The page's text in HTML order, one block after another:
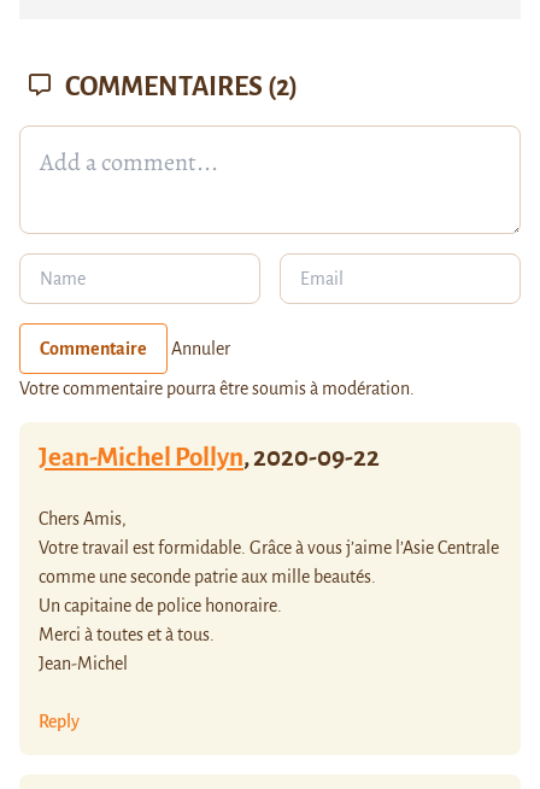
COMMENTAIRES (2)
Commentaire Annuler
Votre commentaire pourra être soumis à modération.
Jean-Michel Pollyn,2020-09-22
Chers Amis,
Votre travail est formidable. Grâce à vous j’aime l’Asie Centrale
comme une seconde patrie aux mille beautés.
Un capitaine de police honoraire.
Merci à toutes et à tous.
Jean-Michel
Reply